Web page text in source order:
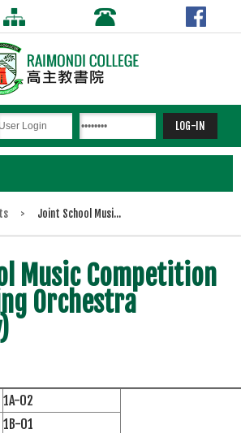
> Joint School Musi...
Music Competition
Orchestra
1A-02
1B-01